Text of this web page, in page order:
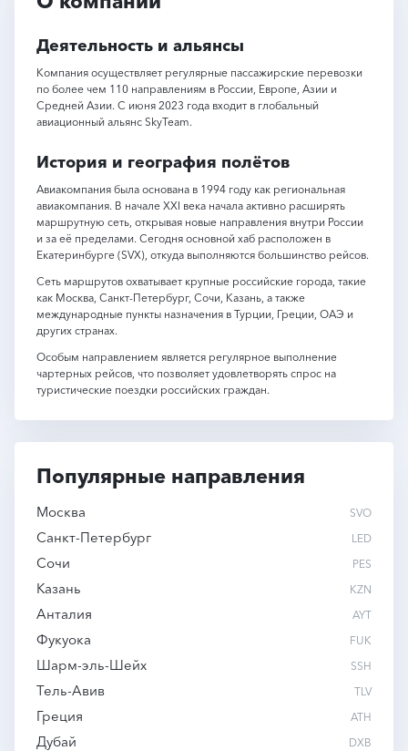
Деятельность и альянсы
Компания осуществляет регулярные пассажирские перевозки
по более чем 110 направлениям в России, Европе, Азии и
Средней Азии. С июня 2023 года входит в глобальный
авиационный альянс SkyTeam.
История и география полётов
Авиакомпания была основана в 1994 году как региональная
авиакомпания. В начале XXI века начала активно расширять
маршрутную сеть, открывая новые направления внутри России
и за её пределами. Сегодня основной хаб расположен в
Екатеринбурге (SVX), откуда выполняются большинство рейсов.
Сеть маршрутов охватывает крупные российские города, такие
как Москва, Санкт-Петербург, Сочи, Казань, а также
международные пункты назначения в Турции, Греции, ОАЭ и
других странах.
Особым направлением является регулярное выполнение
чартерных рейсов, что позволяет удовлетворять спрос на
туристические поездки российских граждан.
Популярные направления
Москва SVO
Санкт-Петербург LED
Сочи PES
Казань KZN
Анталия AYT
Фукуока FUK
Шарм-эль-Шейх SSH
Тель-Авив TLV
Греция ATH
Дубай DXB